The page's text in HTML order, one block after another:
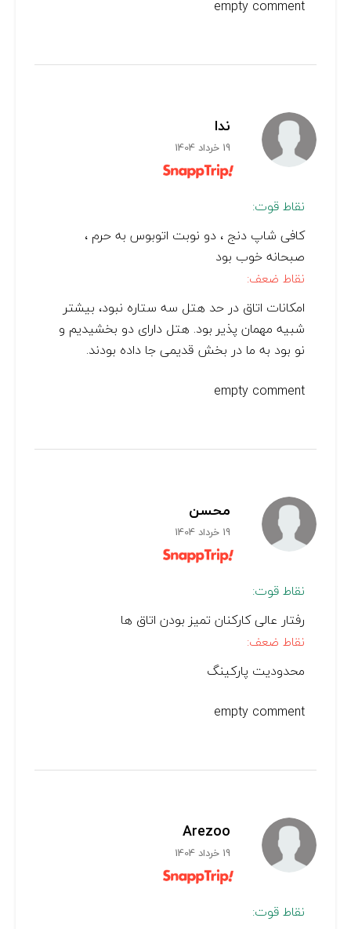
empty comment
ندا
19 خرداد 1404
نقاط قوت:
کافی شاپ دنج ، دو نوبت اتوبوس به حرم ،
صبحانه خوب بود
نقاط ضعف:
امکانات اتاق در حد هتل سه ستاره نبود، بیشتر
شبیه مهمان پذیر بود. هتل دارای دو بخشیدیم و
نو بود به ما در بخش قدیمی جا داده بودند.
empty comment
محسن
19 خرداد 1404
نقاط قوت:
رفتار عالی کارکنان تمیز بودن اتاق ها
نقاط ضعف:
محدودیت پارکینگ
empty comment
Arezoo
19 خرداد 1404
نقاط قوت: